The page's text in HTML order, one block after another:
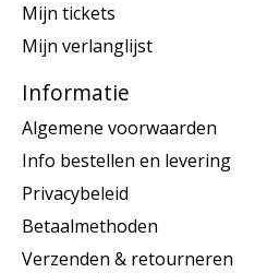
Mijn tickets
Mijn verlanglijst
Informatie
Algemene voorwaarden
Info bestellen en levering
Privacybeleid
Betaalmethoden
Verzenden & retourneren